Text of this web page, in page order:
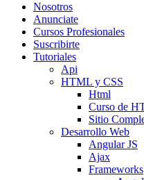
Nosotros
Anunciate
Cursos Profesionales
Suscribirte
Tutoriales
Api
HTML y CSS
Html
Curso de
Sitio
Desarrollo Web
Angular JS
Ajax
Frameworks